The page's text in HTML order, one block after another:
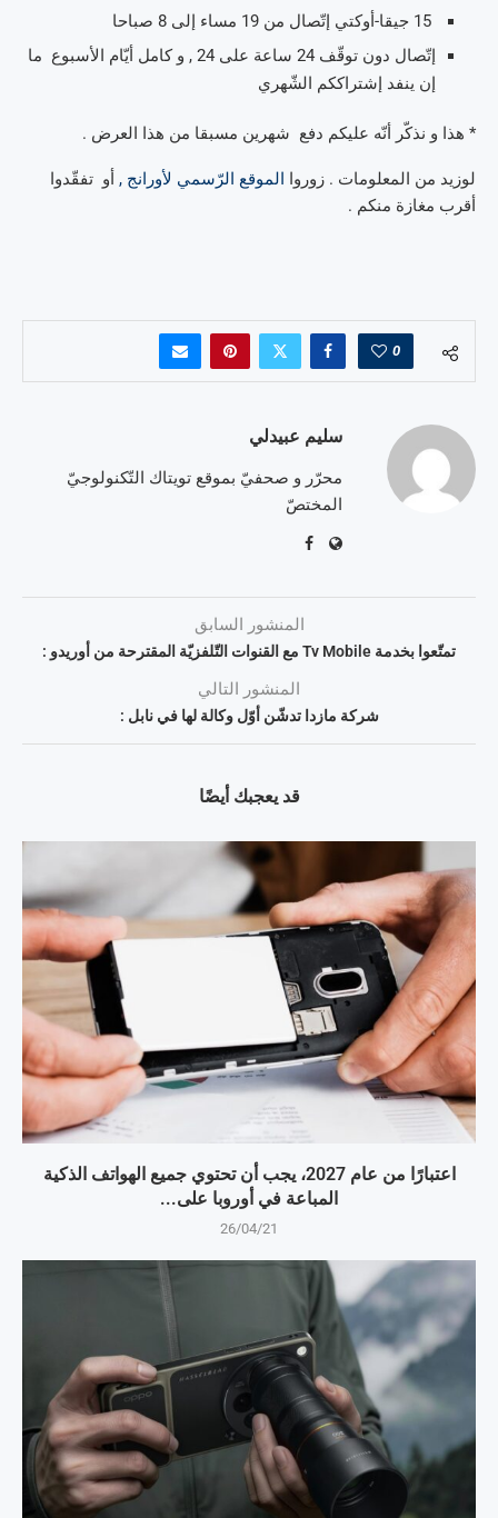
إتّصال دون توقّف 24 ساعة على 24 , و كامل أيّام الأسبوع ما
إن ينفد إشتراككم الشّهري
* هذا و نذكّر أنّه عليكم دفع شهرين مسبقا من هذا العرض .
لوزيد من المعلومات . زوروا الموقع الرّسمي لأورانج , أو تفقّدوا
أقرب مغازة منكم .
0
سليم عبيدلي
محرّر و صحفيّ بموقع تويتاك التّكنولوجيّ
المختصّ
المنشور السابق
تمتّعوا بخدمة Tv Mobile مع القنوات التّلفزيّة المقترحة من أوريدو :
المنشور التالي
شركة مازدا تدشّن أوّل وكالة لها في نابل :
قد يعجبك أيضًا
اعتبارًا من عام 2027، يجب أن تحتوي جميع الهواتف الذكية
المباعة في أوروبا على...
26/04/21